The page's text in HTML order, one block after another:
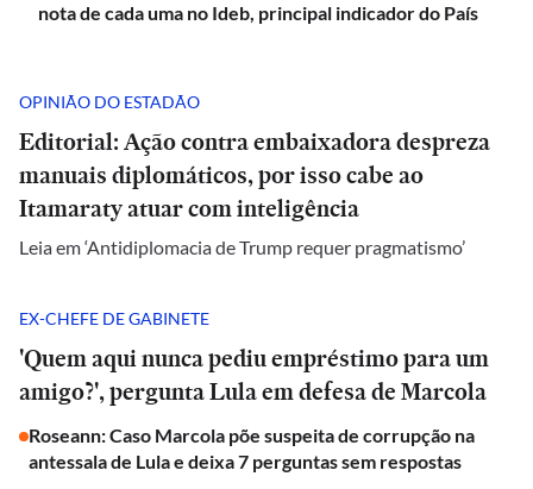
nota de cada uma no Ideb, principal indicador do País
OPINIÃO DO ESTADÃO
Editorial: Ação contra embaixadora despreza
manuais diplomáticos, por isso cabe ao
Itamaraty atuar com inteligência
Leia em ‘Antidiplomacia de Trump requer pragmatismo’
EX-CHEFE DE GABINETE
'Quem aqui nunca pediu empréstimo para um
amigo?', pergunta Lula em defesa de Marcola
Roseann: Caso Marcola põe suspeita de corrupção na
antessala de Lula e deixa 7 perguntas sem respostas